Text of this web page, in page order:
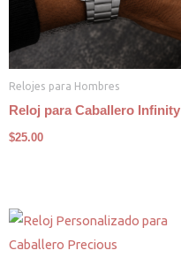
Relojes para Hombres
Reloj para Caballero Infinity
$25.00